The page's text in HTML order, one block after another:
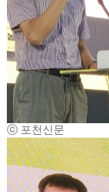
ⓒ 포천신문